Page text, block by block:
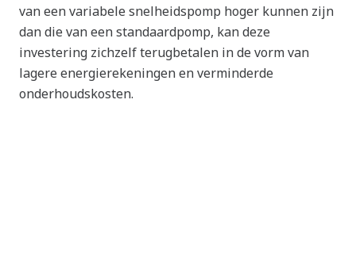
van een variabele snelheidspomp hoger kunnen zijn
dan die van een standaardpomp, kan deze
investering zichzelf terugbetalen in de vorm van
lagere energierekeningen en verminderde
onderhoudskosten.